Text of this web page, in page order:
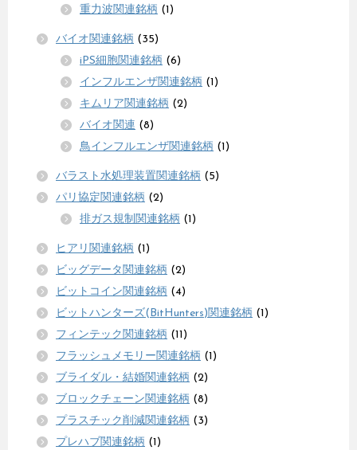
重力波関連銘柄 (1)
バイオ関連銘柄 (35)
iPS細胞関連銘柄 (6)
インフルエンザ関連銘柄 (1)
キムリア関連銘柄 (2)
バイオ関連 (8)
鳥インフルエンザ関連銘柄 (1)
バラスト水処理装置関連銘柄 (5)
パリ協定関連銘柄 (2)
排ガス規制関連銘柄 (1)
ヒアリ関連銘柄 (1)
ビッグデータ関連銘柄 (2)
ビットコイン関連銘柄 (4)
ビットハンターズ(BitHunters)関連銘柄 (1)
フィンテック関連銘柄 (11)
フラッシュメモリー関連銘柄 (1)
ブライダル・結婚関連銘柄 (2)
ブロックチェーン関連銘柄 (8)
プラスチック削減関連銘柄 (3)
プレハブ関連銘柄 (1)